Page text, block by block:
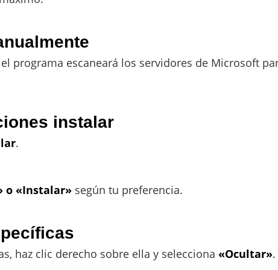
el programa escaneará los servidores de Microsoft
instalar
.
o «Instalar» según tu preferencia.
haz clic derecho sobre ella y selecciona «Ocultar».